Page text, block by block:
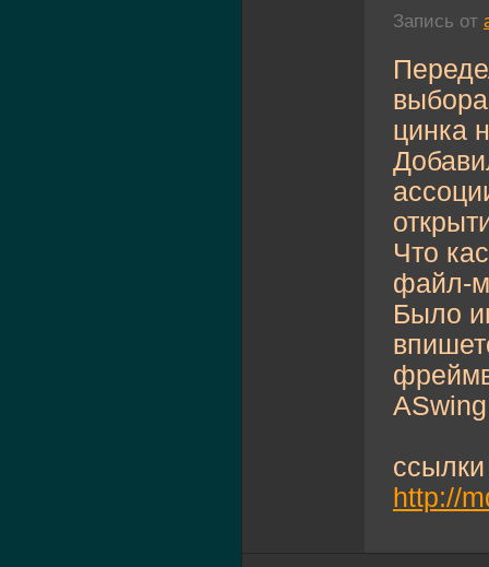
Запись от
цинка
Что
файл-
Было
http://